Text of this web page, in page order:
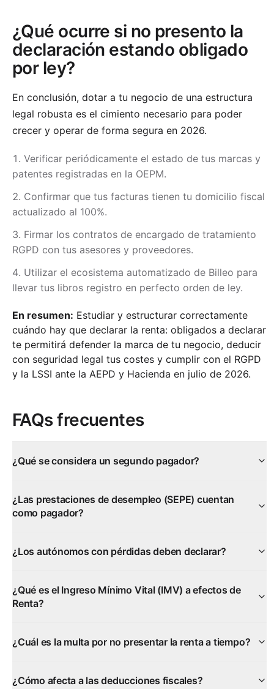
¿Qué ocurre si no presento la
declaración estando obligado
por ley?
En conclusión, dotar a tu negocio de una estructura
legal robusta es el cimiento necesario para poder
crecer y operar de forma segura en 2026.
Verificar periódicamente el estado de tus marcas y
patentes registradas en la OEPM.
Confirmar que tus facturas tienen tu domicilio fiscal
actualizado al 100%.
Firmar los contratos de encargado de tratamiento
RGPD con tus asesores y proveedores.
Utilizar el ecosistema automatizado de Billeo para
llevar tus libros registro en perfecto orden de ley.
En resumen: Estudiar y estructurar correctamente
cuándo hay que declarar la renta: obligados a declarar
te permitirá defender la marca de tu negocio, deducir
con seguridad legal tus costes y cumplir con el RGPD
y la LSSI ante la AEPD y Hacienda en julio de 2026.
FAQs frecuentes
¿Qué se considera un segundo pagador?
¿Las prestaciones de desempleo (SEPE) cuentan
como pagador?
¿Los autónomos con pérdidas deben declarar?
¿Qué es el Ingreso Mínimo Vital (IMV) a efectos de
Renta?
¿Cuál es la multa por no presentar la renta a tiempo?
¿Cómo afecta a las deducciones fiscales?